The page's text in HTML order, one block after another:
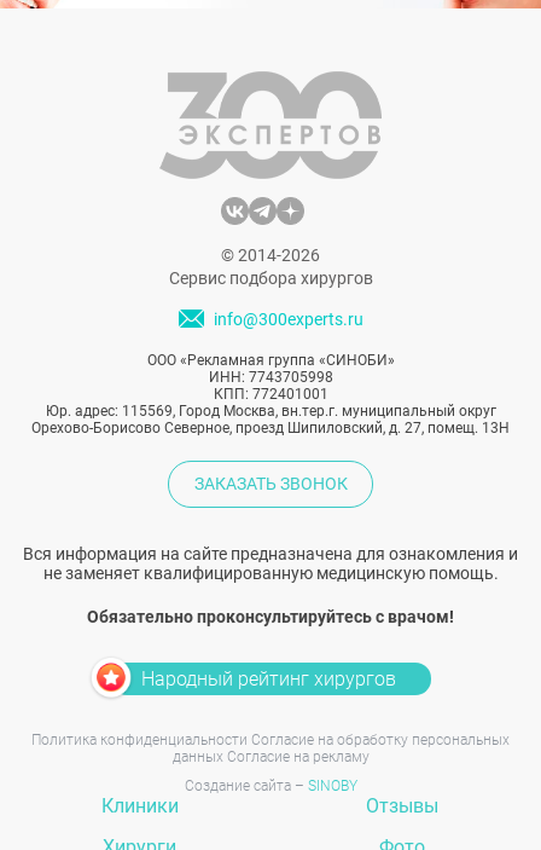
© 2014-2026
Сервис подбора хирургов
info@300experts.ru
ООО «Рекламная группа «СИНОБИ»
ИНН: 7743705998
КПП: 772401001
Юр. адрес: 115569, Город Москва, вн.тер.г. муниципальный округ
Орехово-Борисово Северное, проезд Шипиловский, д. 27, помещ. 13Н
ЗАКАЗАТЬ ЗВОНОК
Вся информация на сайте предназначена для ознакомления и
не заменяет квалифицированную медицинскую помощь.
Обязательно проконсультируйтесь с врачом!
Народный рейтинг хирургов
Политика конфиденциальности Согласие на обработку персональных
данных Согласие на рекламу
Создание сайта – SINOBY
Клиники
Отзывы